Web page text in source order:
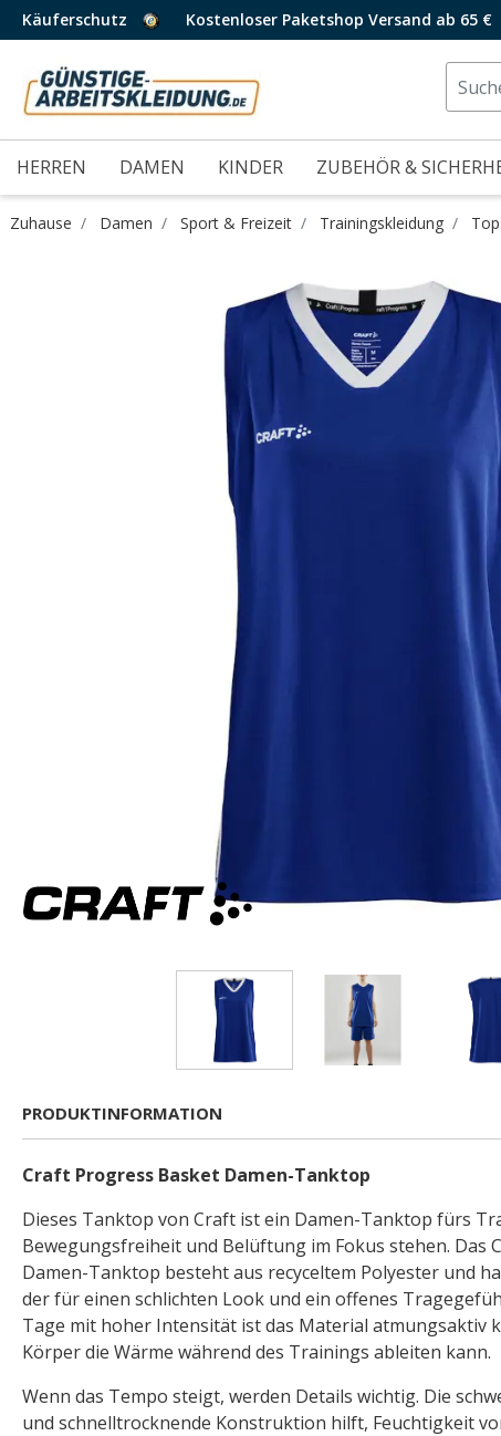
Käuferschutz Kostenloser Paketshop Versand ab 65 €
HERREN DAMEN KINDER ZUBEHÖR &
Zuhause Damen Sport & Freizeit Trainingskleidung
PRODUKTINFORMATION
Craft Progress Basket Damen-Tanktop
Dieses Tanktop von Craft ist ein Damen-Tanktop fürs
Bewegungsfreiheit und Belüftung im Fokus stehen. Das
Damen-Tanktop besteht aus recyceltem Polyester und
der für einen schlichten Look und ein offenes
Tage mit hoher Intensität ist das Material atmungsaktiv
Körper die Wärme während des Trainings ableiten kann.
Wenn das Tempo steigt, werden Details wichtig. Die
und schnelltrocknende Konstruktion hilft, Feuchtigkeit